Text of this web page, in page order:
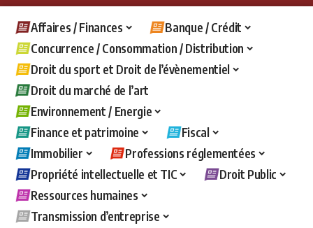
Affaires / Finances
Banque / Crédit
Concurrence / Consommation / Distribution
Droit du sport et Droit de l’évènementiel
Droit du marché de l’art
Environnement / Energie
Finance et patrimoine
Fiscal
Immobilier
Professions réglementées
Propriété intellectuelle et TIC
Droit Public
Ressources humaines
Transmission d’entreprise